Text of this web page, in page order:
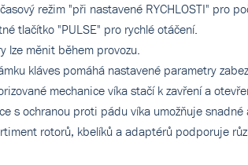
režim "při nastavené RYCHLOSTI" pro
tlačítko "PULSE" pro rychlé otáčení.
lze měnit během provozu.
kláves pomáhá nastavené parametry
mechanice víka stačí k zavření a
s ochranou proti pádu víka umožňuje
rotorů, kbelíků a adaptérů podporuje